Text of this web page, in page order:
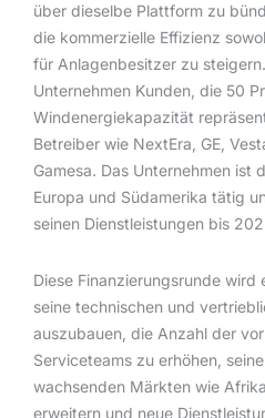
über dieselbe Plattform zu
die kommerzielle Effizienz
für Anlagenbesitzer zu
Unternehmen Kunden, die 50
Windenergiekapazität
Betreiber wie NextEra, GE,
Gamesa. Das Unternehmen ist
Europa und Südamerika tätig
seinen Dienstleistungen bis
Diese Finanzierungsrunde wird
seine technischen und
auszubauen, die Anzahl der
Serviceteams zu erhöhen,
wachsenden Märkten wie
erweitern und neue